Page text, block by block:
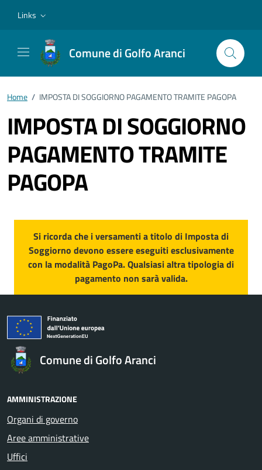
Links
Comune di Golfo Aranci
Home / IMPOSTA DI SOGGIORNO PAGAMENTO TRAMITE PAGOPA
IMPOSTA DI SOGGIORNO
PAGAMENTO TRAMITE
PAGOPA
Si ricorda che i versamenti a titolo di Imposta di
Soggiorno devono essere eseguiti esclusivamente
con la modalità PagoPa. Qualsiasi altra tipologia di
pagamento non sarà valida.
Comune di Golfo Aranci
AMMINISTRAZIONE
Organi di governo
Aree amministrative
Uffici